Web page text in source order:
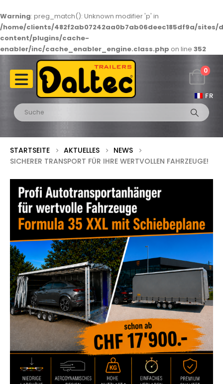
Warning: preg_match(): Unknown modifier 'p' in
/home/clients/482f2ab07242aa0b7ab06deec185df9a/
content/plugins/cache-
enabler/inc/cache_enabler_engine.class.php on line 352
FR
0
STARTSEITE AKTUELLES
NEWS
SICHERER TRANSPORT FÜR IHRE WERTVOLLEN FAHRZEUGE!